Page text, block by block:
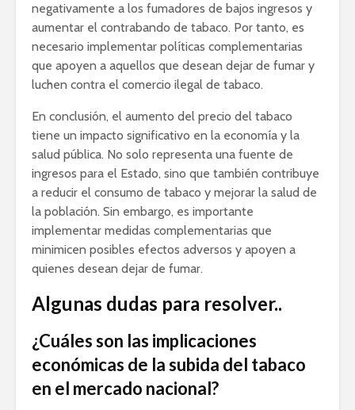
negativamente a los fumadores de bajos ingresos y
aumentar el contrabando de tabaco. Por tanto, es
necesario implementar políticas complementarias
que apoyen a aquellos que desean dejar de fumar y
luchen contra el comercio ilegal de tabaco.
En conclusión, el aumento del precio del tabaco
tiene un impacto significativo en la economía y la
salud pública. No solo representa una fuente de
ingresos para el Estado, sino que también contribuye
a reducir el consumo de tabaco y mejorar la salud de
la población. Sin embargo, es importante
implementar medidas complementarias que
minimicen posibles efectos adversos y apoyen a
quienes desean dejar de fumar.
Algunas dudas para resolver..
¿Cuáles son las implicaciones
económicas de la subida del tabaco
en el mercado nacional?